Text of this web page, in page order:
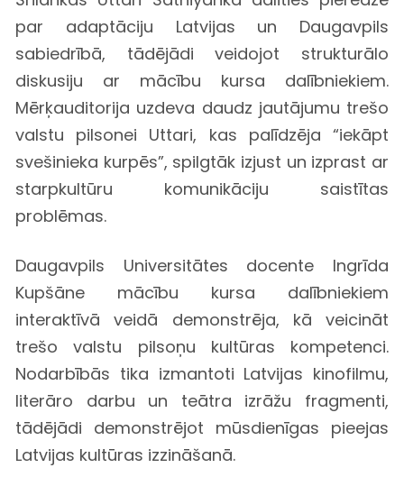
par adaptāciju Latvijas un Daugavpils
sabiedrībā, tādējādi veidojot strukturālo
diskusiju ar mācību kursa dalībniekiem.
Mērķauditorija uzdeva daudz jautājumu trešo
valstu pilsonei Uttari, kas palīdzēja “iekāpt
svešinieka kurpēs”, spilgtāk izjust un izprast ar
starpkultūru komunikāciju saistītas
problēmas.
Daugavpils Universitātes docente Ingrīda
Kupšāne mācību kursa dalībniekiem
interaktīvā veidā demonstrēja, kā veicināt
trešo valstu pilsoņu kultūras kompetenci.
Nodarbībās tika izmantoti Latvijas kinofilmu,
literāro darbu un teātra izrāžu fragmenti,
tādējādi demonstrējot mūsdienīgas pieejas
Latvijas kultūras izzināšanā.